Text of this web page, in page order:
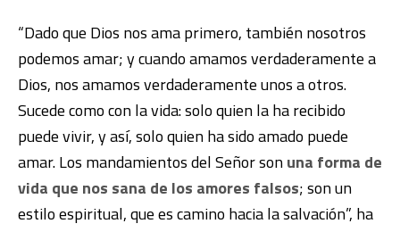
“Dado que Dios nos ama primero, también nosotros
podemos amar; y cuando amamos verdaderamente a
Dios, nos amamos verdaderamente unos a otros.
Sucede como con la vida: solo quien la ha recibido
puede vivir, y así, solo quien ha sido amado puede
amar. Los mandamientos del Señor sonuna forma de
vida que nos sana de los amores falsos; son un
estilo espiritual, que es camino hacia la salvación”, ha